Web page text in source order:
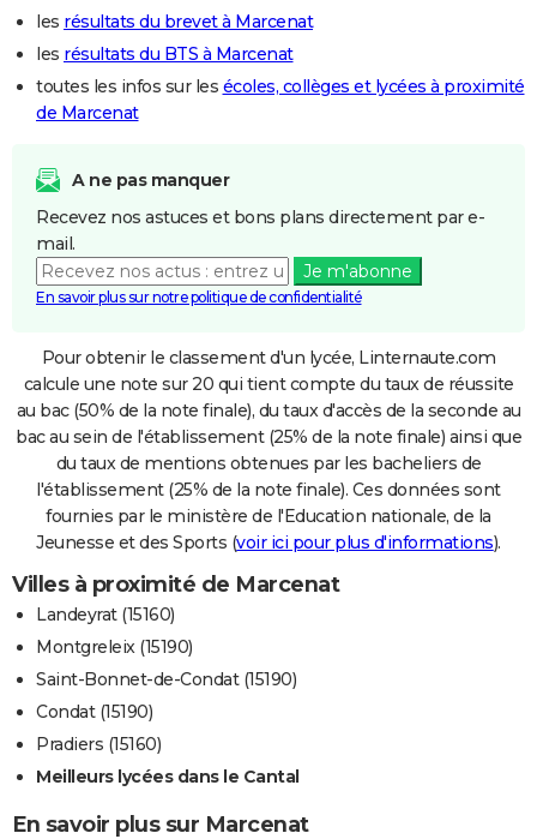
les résultats du brevet à Marcenat
les résultats du BTS à Marcenat
toutes les infos sur les écoles, collèges et lycées à proximité
de Marcenat
A ne pas manquer
Recevez nos astuces et bons plans directement par e-
mail.
Je m'abonne
En savoir plus sur notre politique de confidentialité
Pour obtenir le classement d'un lycée, Linternaute.com
calcule une note sur 20 qui tient compte du taux de réussite
au bac (50% de la note finale), du taux d'accès de la seconde au
bac au sein de l'établissement (25% de la note finale) ainsi que
du taux de mentions obtenues par les bacheliers de
l'établissement (25% de la note finale). Ces données sont
fournies par le ministère de l'Education nationale, de la
Jeunesse et des Sports (voir ici pour plus d'informations).
Villes à proximité de Marcenat
Landeyrat (15160)
Montgreleix (15190)
Saint-Bonnet-de-Condat (15190)
Condat (15190)
Pradiers (15160)
Meilleurs lycées dans le Cantal
En savoir plus sur Marcenat